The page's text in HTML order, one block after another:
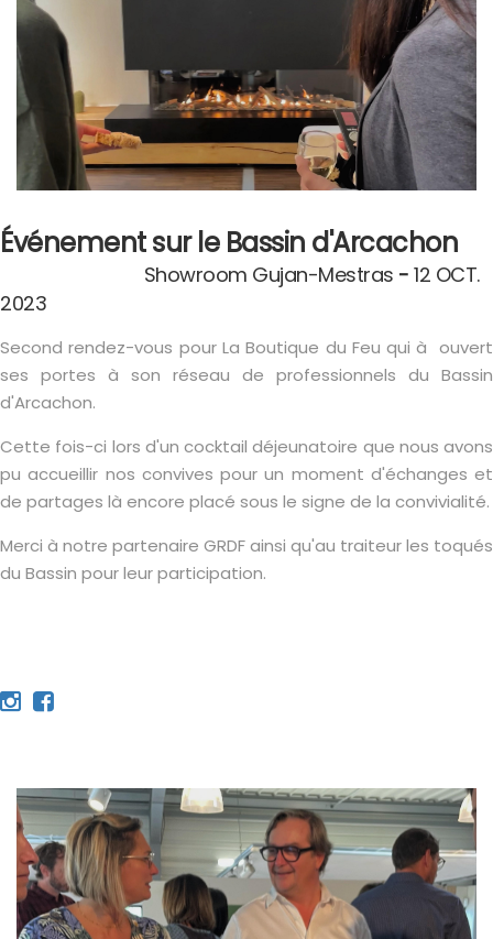
Événement sur le Bassin d'Arcachon
Showroom Gujan-Mestras - 12 OCT.
2023
Second rendez-vous pour La Boutique du Feu qui à ouvert
ses portes à son réseau de professionnels du Bassin
d'Arcachon.
Cette fois-ci lors d'un cocktail déjeunatoire que nous avons
pu accueillir nos convives pour un moment d'échanges et
de partages là encore placé sous le signe de la convivialité.
Merci à notre partenaire GRDF ainsi qu'au traiteur les toqués
du Bassin pour leur participation.